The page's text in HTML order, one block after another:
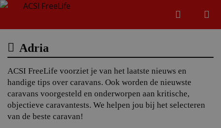
Zoeken
Adria
ACSI FreeLife voorziet je van het laatste nieuws en
handige tips over caravans. Ook worden de nieuwste
caravans voorgesteld en onderworpen aan kritische,
objectieve caravantests. We helpen jou bij het selecteren
van de beste caravan!